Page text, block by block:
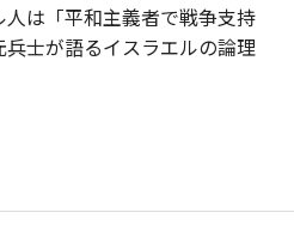
人は「平和主義者で戦争支持
士が語るイスラエルの論理